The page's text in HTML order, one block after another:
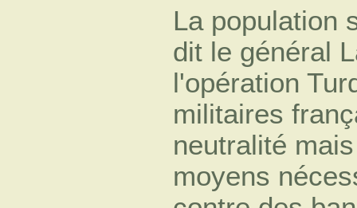
La population
dit le général
l'opération
militaires
neutralité
moyens